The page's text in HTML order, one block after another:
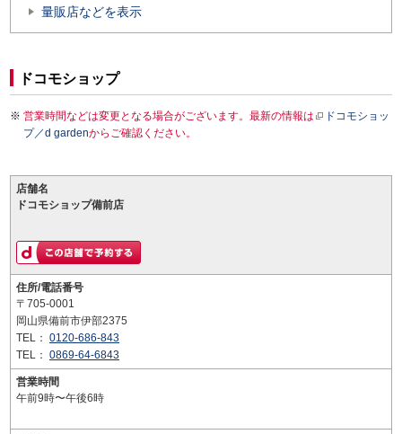
量販店などを表示
ドコモショップ
営業時間などは変更となる場合がございます。最新の情報は
ドコモショッ
プ／d gardenからご確認ください。
店舗名
ドコモショップ備前店
住所/電話番号
〒705-0001
岡山県備前市伊部2375
TEL： 0120-686-843
TEL： 0869-64-6843
営業時間
午前9時〜午後6時